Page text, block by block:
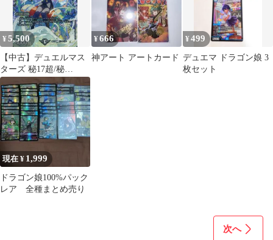
¥5,500
【中古】デュエルマス
ターズ 秘17超/秘
20[R]：熊田すず＜わら
わは天才!＞
¥666
神アート アートカード
¥499
デュエマ ドラゴン娘 3
枚セット
現在 ¥ 1,999
ドラゴン娘100%パック
レア 全種まとめ売り
次へ